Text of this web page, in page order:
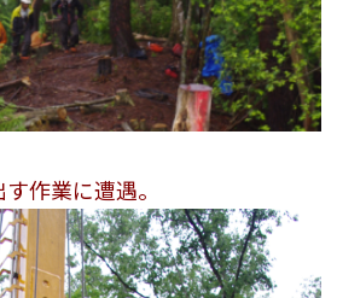
作業に遭遇。